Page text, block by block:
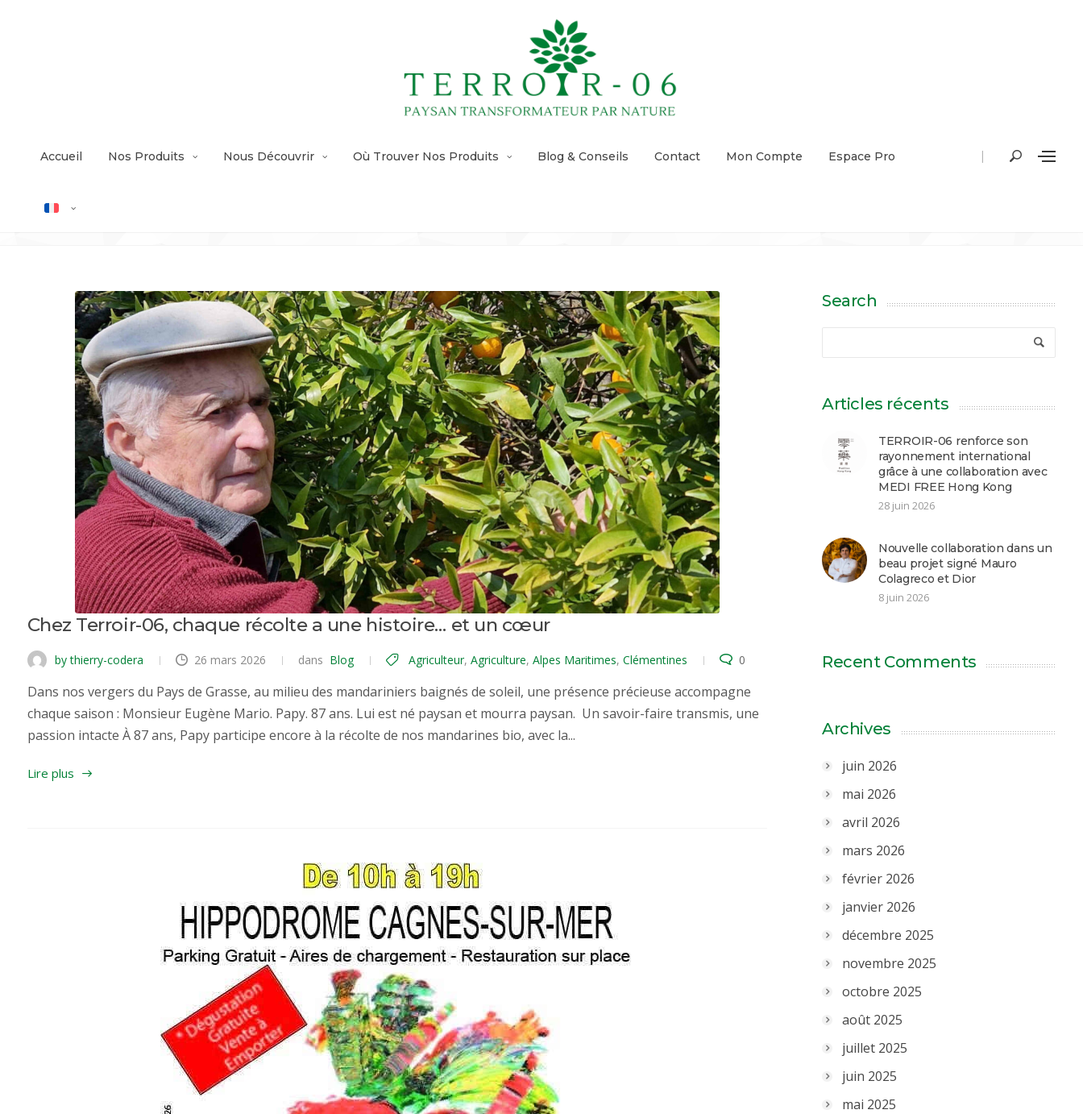
|
Accueil Nos Produits Nous Découvrir Où Trouver Nos Produits Blog & Conseils Contact Mon Compte Espace Pro
Étiquette: Agriculteur
Chez Terroir-06, chaque récolte a une histoire… et un cœur
by thierry-codera 26 mars 2026 dans Blog Agriculteur, Agriculture, Alpes Maritimes, Clémentines 0
Dans nos vergers du Pays de Grasse, au milieu des mandariniers baignés de soleil, une présence précieuse accompagne
chaque saison : Monsieur Eugène Mario. Papy. 87 ans. Lui est né paysan et mourra paysan. Un savoir-faire transmis, une
passion intacte À 87 ans, Papy participe encore à la récolte de nos mandarines bio, avec la...
Lire plus
Search
Articles récents
TERROIR-06 renforce son
rayonnement international
grâce à une collaboration avec
MEDI FREE Hong Kong
28 juin 2026
Nouvelle collaboration dans un
beau projet signé Mauro
Colagreco et Dior
8 juin 2026
Recent Comments
Archives
juin 2026
mai 2026
avril 2026
mars 2026
février 2026
janvier 2026
décembre 2025
novembre 2025
octobre 2025
août 2025
juillet 2025
juin 2025
mai 2025